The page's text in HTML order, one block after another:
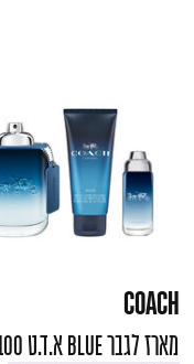
COACH
מארז לגבר BLUE א.ד.ט 100 מ"ל + 15 מ"ל + ג'ל רחצה 100 מ"ל